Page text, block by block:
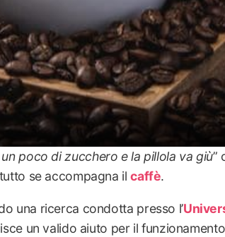
poco di zucchero e la pillola va giù”
se accompagna ilcaffè.
una ricerca condotta presso l’
un valido aiuto per il